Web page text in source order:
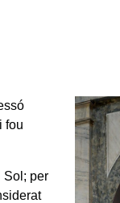
fou
Sol; per